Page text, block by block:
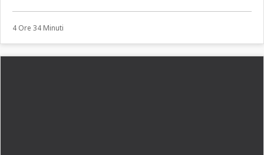
4 Ore 34 Minuti